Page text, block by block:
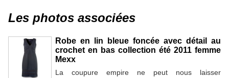
Les photos associées
Robe en lin bleue foncée avec détail au
crochet en bas collection été 2011 femme
Mexx
La coupure empire ne peut nous laisser